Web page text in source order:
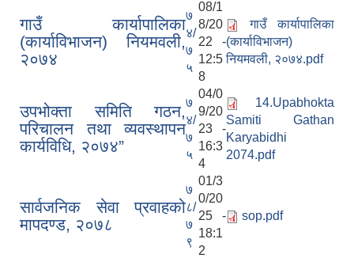
गाउँ कार्यापालिका
(कार्याविभाजन) नियमवली,
२०७४
७
४/
७
५
08/1
8/20
22 -
12:5
8
गाउँ कार्यापालिका
(कार्याविभाजन)
नियमवली, २०७४.pdf
उपभोक्ता समिति गठन,
परिचालन तथा व्यवस्थापन
कार्यविधि, २०७४”
७
४/
७
५
04/0
9/20
23 -
16:3
4
14.Upabhokta
Samiti Gathan
Karyabidhi
2074.pdf
सार्वजनिक सेवा प्रवाहको
मापदण्ड, २०७८
७
८/
७
९
01/3
0/20
25 -
18:1
2
sop.pdf